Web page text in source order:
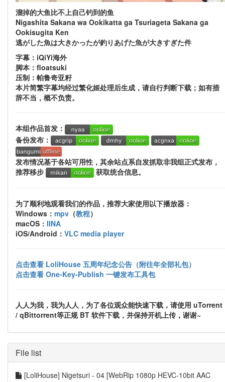
溜掉的大鱼比不上自己钓到的鱼
Nigashita Sakana wa Ookikatta ga Tsuriageta Sakana ga
Ookisugita Ken
逃がした魚は大きかったが釣りあげた魚が大きすぎた件
字幕：iQiYi海外
脚本：floatsuki
压制：帕鲁奇亚籽
本片简繁字幕均经过繁化姬处理后生成，请自行判断下载；如有措
辞不当，概不负责。
本组作品首发：
备份发布：
发布情况基于各站可用性，其余站点系自发抓取非我组正式发布，
推荐移步
获取统合信息。
为了顺利地观看我们的作品，推荐大家使用以下播放器：
Windows： mpv （教程）
macOS： IINA
iOS/Android： VLC media player
点击查看 LoliHouse 五周年纪念公告（附往年全部礼包）
点击查看 One-Key-Publish 一键发布工具包
人人为我，我为人人，为了各位观众能快速下载，请使用 uTorrent
/ qBittorrent等正规 BT 软件下载，并保持开机上传，谢谢~
File list
[LoliHouse] Nigetsuri - 04 [WebRip 1080p HEVC-10bit AAC